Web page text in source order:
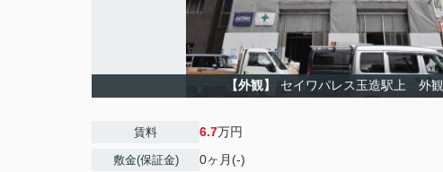
【外観】 セイワパレス玉造駅上 外観
賃料 6.7万円
敷金(保証金) 0ヶ月(-)